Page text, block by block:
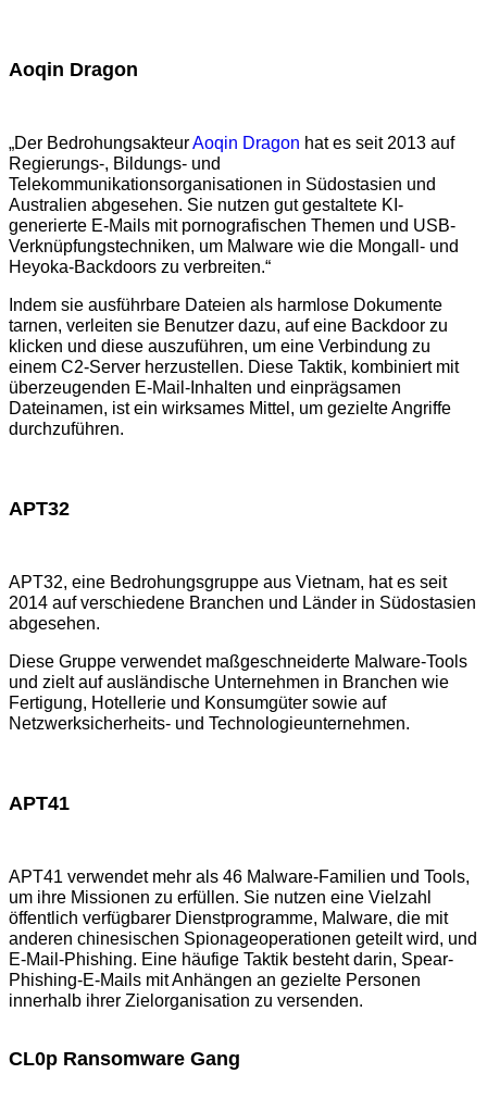
Aoqin Dragon
„Der BedrohungsakteurAoqin Dragon hat es seit 2013 auf
Regierungs-, Bildungs- und
Telekommunikationsorganisationen in Südostasien und
Australien abgesehen. Sie nutzen gut gestaltete KI-
generierte E-Mails mit pornografischen Themen und USB-
Verknüpfungstechniken, um Malware wie die Mongall- und
Heyoka-Backdoors zu verbreiten.“
Indem sie ausführbare Dateien als harmlose Dokumente
tarnen, verleiten sie Benutzer dazu, auf eine Backdoor zu
klicken und diese auszuführen, um eine Verbindung zu
einem C2-Server herzustellen. Diese Taktik, kombiniert mit
überzeugenden E-Mail-Inhalten und einprägsamen
Dateinamen, ist ein wirksames Mittel, um gezielte Angriffe
durchzuführen.
APT32
APT32, eine Bedrohungsgruppe aus Vietnam, hat es seit
2014 auf verschiedene Branchen und Länder in Südostasien
abgesehen.
Diese Gruppe verwendet maßgeschneiderte Malware-Tools
und zielt auf ausländische Unternehmen in Branchen wie
Fertigung, Hotellerie und Konsumgüter sowie auf
Netzwerksicherheits- und Technologieunternehmen.
APT41
APT41 verwendet mehr als 46 Malware-Familien und Tools,
um ihre Missionen zu erfüllen. Sie nutzen eine Vielzahl
öffentlich verfügbarer Dienstprogramme, Malware, die mit
anderen chinesischen Spionageoperationen geteilt wird, und
E-Mail-Phishing. Eine häufige Taktik besteht darin, Spear-
Phishing-E-Mails mit Anhängen an gezielte Personen
innerhalb ihrer Zielorganisation zu versenden.
CL0p Ransomware Gang